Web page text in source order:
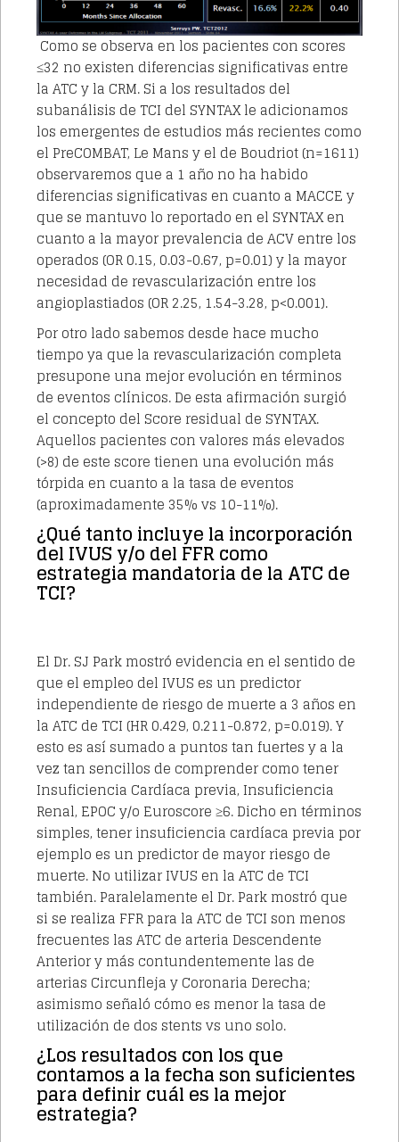
Como se observa en los pacientes con scores
≤32 no existen diferencias significativas entre
la ATC y la CRM. Si a los resultados del
subanálisis de TCI del SYNTAX le adicionamos
los emergentes de estudios más recientes como
el PreCOMBAT, Le Mans y el de Boudriot (n=1611)
observaremos que a 1 año no ha habido
diferencias significativas en cuanto a MACCE y
que se mantuvo lo reportado en el SYNTAX en
cuanto a la mayor prevalencia de ACV entre los
operados (OR 0.15, 0.03-0.67, p=0.01) y la mayor
necesidad de revascularización entre los
angioplastiados (OR 2.25, 1.54-3.28, p<0.001).
Por otro lado sabemos desde hace mucho
tiempo ya que la revascularización completa
presupone una mejor evolución en términos
de eventos clínicos. De esta afirmación surgió
el concepto del Score residual de SYNTAX.
Aquellos pacientes con valores más elevados
(>8) de este score tienen una evolución más
tórpida en cuanto a la tasa de eventos
(aproximadamente 35% vs 10-11%).
¿Qué tanto incluye la incorporación
del IVUS y/o del FFR como
estrategia mandatoria de la ATC de
TCI?
El Dr. SJ Park mostró evidencia en el sentido de
que el empleo del IVUS es un predictor
independiente de riesgo de muerte a 3 años en
la ATC de TCI (HR 0.429, 0.211-0.872, p=0.019). Y
esto es así sumado a puntos tan fuertes y a la
vez tan sencillos de comprender como tener
Insuficiencia Cardíaca previa, Insuficiencia
Renal, EPOC y/o Euroscore ≥6. Dicho en términos
simples, tener insuficiencia cardíaca previa por
ejemplo es un predictor de mayor riesgo de
muerte. No utilizar IVUS en la ATC de TCI
también. Paralelamente el Dr. Park mostró que
si se realiza FFR para la ATC de TCI son menos
frecuentes las ATC de arteria Descendente
Anterior y más contundentemente las de
arterias Circunfleja y Coronaria Derecha;
asimismo señaló cómo es menor la tasa de
utilización de dos stents vs uno solo.
¿Los resultados con los que
contamos a la fecha son suficientes
para definir cuál es la mejor
estrategia?